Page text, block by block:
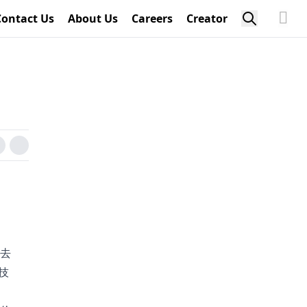
Us About Us Careers Creator